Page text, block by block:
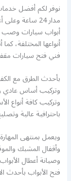
نوفر لكم أفضل
مدار 24
أبواب سيارات وصب
أنواعها المختلفة،
فني فتح سيارات
بأحدث الطرق مع
وتركيب أساس عادي
وتركيب كافة أنواع
باحترافية عالية
ويعمل بمنتهى
وأقفال المشبك
وصيانة أعطال
فتح الأبواب بأحدث